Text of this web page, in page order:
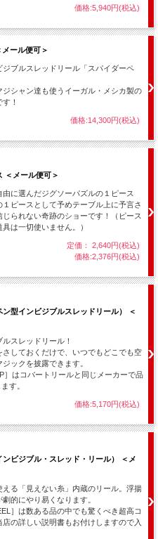
価格:5,940円(税込)
ール便可＞
ジブルスレッドリール「スパイダーペ
ジシャン達も使うイーガル・メシカ製の
！
価格:14,300円(税込)
＜メール便可＞
由に選んだジグソーパズルの１ピース
ピースとして予めテーブル上に予言さ
られない奇跡のショーです！（ピース
は一切使いません。）
定価： 2,640円(税込)
価格:2,376円(税込)
ン型インビジブルスレッドリール） ＜
スレッドリール！
さしておくだけで、いつでもどこでも空
ックを披露できます。
］はコバートリールと同じメーカーで品
す。
価格:5,170円(税込)
ンビジブル・スレッド・リール） ＜メ
える「見えない糸」内蔵のリール。浮揚
的にやり易くなります。
］は数ある品の中でも驚くべき超高コ
店の詳しい説明書もお付けしますので入